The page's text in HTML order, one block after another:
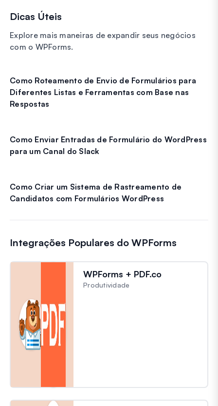
Dicas Úteis
Explore mais maneiras de expandir seus negócios
com o WPForms.
Como Roteamento de Envio de Formulários para
Diferentes Listas e Ferramentas com Base nas
Respostas
Como Enviar Entradas de Formulário do WordPress
para um Canal do Slack
Como Criar um Sistema de Rastreamento de
Candidatos com Formulários WordPress
Integrações Populares do WPForms
WPForms + PDF.co
Produtividade